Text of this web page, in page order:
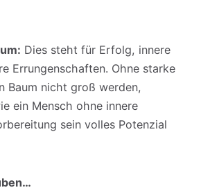
Dies steht für Erfolg, innere
Errungenschaften. Ohne starke
Baum nicht groß werden,
ein Mensch ohne innere
sein volles Potenzial